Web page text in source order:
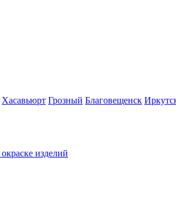
Хасавьюрт Грозный Благовещенск
изделий